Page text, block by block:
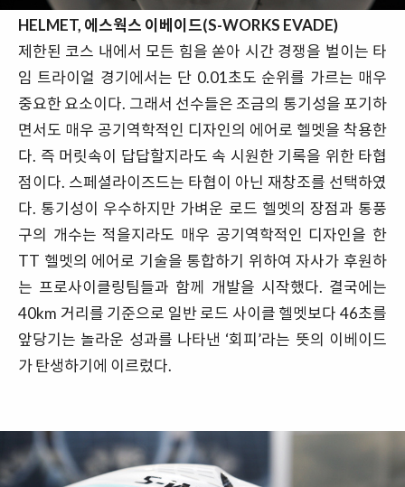
HELMET, 에스웍스 이베이드(S-WORKS EVADE)
제한된 코스 내에서 모든 힘을 쏟아 시간 경쟁을 벌이는 타
임 트라이얼 경기에서는 단 0.01초도 순위를 가르는 매우
중요한 요소이다. 그래서 선수들은 조금의 통기성을 포기하
면서도 매우 공기역학적인 디자인의 에어로 헬멧을 착용한
다. 즉 머릿속이 답답할지라도 속 시원한 기록을 위한 타협
점이다. 스페셜라이즈드는 타협이 아닌 재창조를 선택하였
다. 통기성이 우수하지만 가벼운 로드 헬멧의 장점과 통풍
구의 개수는 적을지라도 매우 공기역학적인 디자인을 한
TT 헬멧의 에어로 기술을 통합하기 위하여 자사가 후원하
는 프로사이클링팀들과 함께 개발을 시작했다. 결국에는
40km 거리를 기준으로 일반 로드 사이클 헬멧보다 46초를
앞당기는 놀라운 성과를 나타낸 ‘회피’라는 뜻의 이베이드
가 탄생하기에 이르렀다.